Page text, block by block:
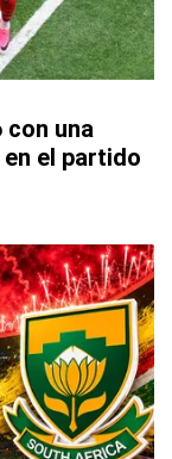
con una
el partido